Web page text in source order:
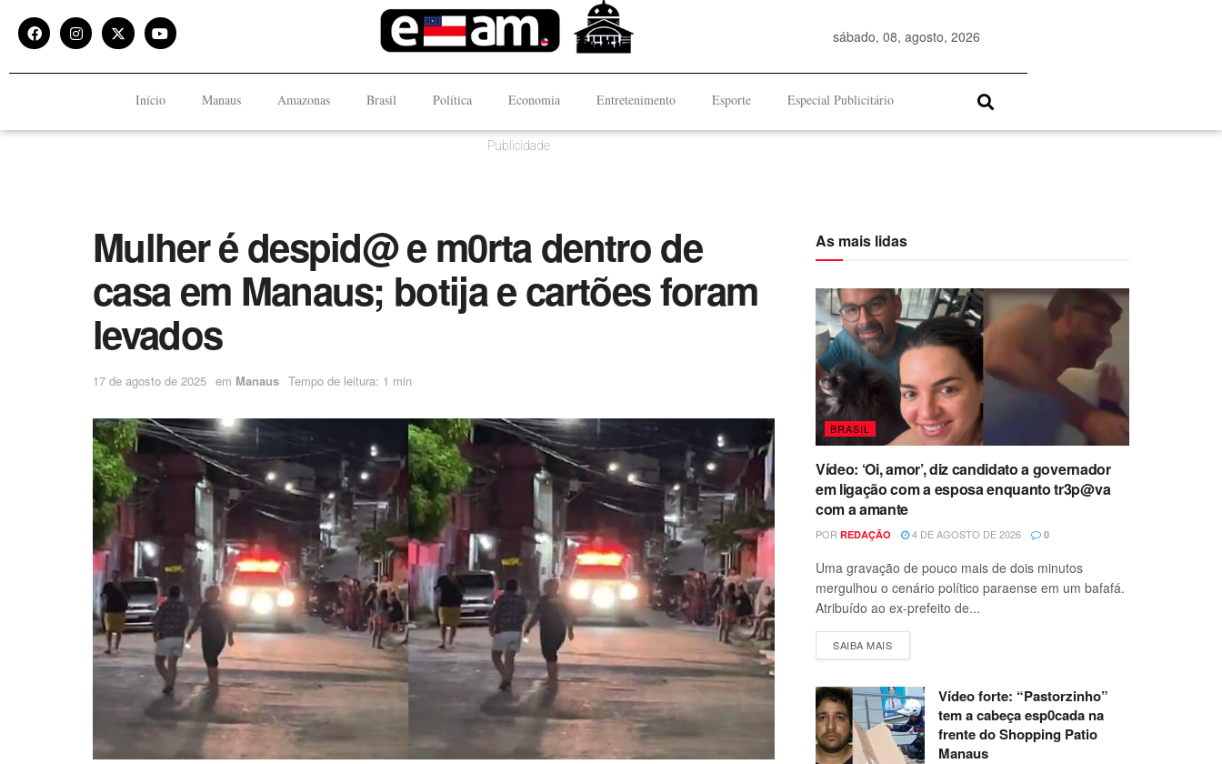
sábado, 08, agosto, 2026
Início Manaus Amazonas Brasil Política Economia Entretenimento Esporte Especial Publicitário
Publicidade
Mulher é despid@ e m0rta dentro de
casa em Manaus; botija e cartões foram
levados
17 de agosto de 2025 em Manaus Tempo de leitura: 1 min
As mais lidas
BRASIL
Vídeo: ‘Oi, amor’, diz candidato a governador
em ligação com a esposa enquanto tr3p@va
com a amante
POR REDAÇÃO 4 DE AGOSTO DE 2026 0
Uma gravação de pouco mais de dois minutos
mergulhou o cenário político paraense em um bafafá.
Atribuído ao ex-prefeito de...
SAIBA MAIS
Vídeo forte: “Pastorzinho”
tem a cabeça esp0cada na
frente do Shopping Patio
Manaus